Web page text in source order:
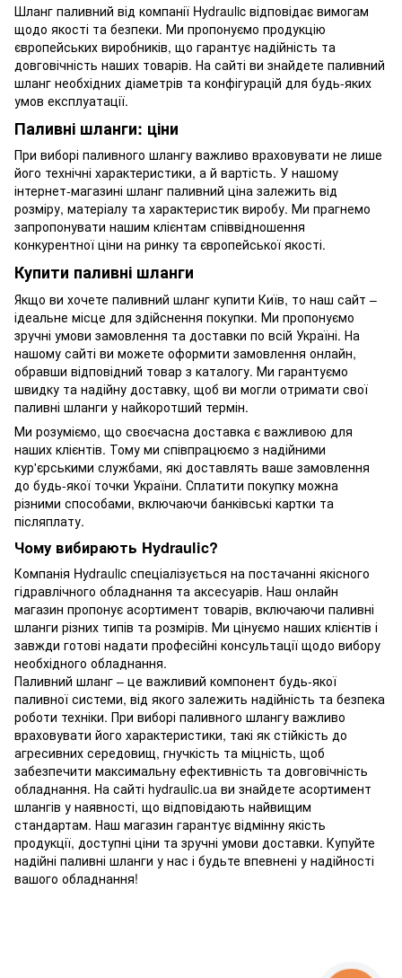
Шланг паливний від компанії Hydraulic відповідає вимогам
щодо якості та безпеки. Ми пропонуємо продукцію
європейських виробників, що гарантує надійність та
довговічність наших товарів. На сайті ви знайдете паливний
шланг необхідних діаметрів та конфігурацій для будь-яких
умов експлуатації.
Паливні шланги: ціни
При виборі паливного шлангу важливо враховувати не лише
його технічні характеристики, а й вартість. У нашому
інтернет-магазині шланг паливний ціна залежить від
розміру, матеріалу та характеристик виробу. Ми прагнемо
запропонувати нашим клієнтам співвідношення
конкурентної ціни на ринку та європейської якості.
Купити паливні шланги
Якщо ви хочете паливний шланг купити Київ, то наш сайт –
ідеальне місце для здійснення покупки. Ми пропонуємо
зручні умови замовлення та доставки по всій Україні. На
нашому сайті ви можете оформити замовлення онлайн,
обравши відповідний товар з каталогу. Ми гарантуємо
швидку та надійну доставку, щоб ви могли отримати свої
паливні шланги у найкоротший термін.
Ми розуміємо, що своєчасна доставка є важливою для
наших клієнтів. Тому ми співпрацюємо з надійними
кур'єрськими службами, які доставлять ваше замовлення
до будь-якої точки України. Сплатити покупку можна
різними способами, включаючи банківські картки та
післяплату.
Чому вибирають Hydraulic?
Компанія Hydraulic спеціалізується на постачанні якісного
гідравлічного обладнання та аксесуарів. Наш онлайн
магазин пропонує асортимент товарів, включаючи паливні
шланги різних типів та розмірів. Ми цінуємо наших клієнтів і
завжди готові надати професійні консультації щодо вибору
необхідного обладнання.
Паливний шланг – це важливий компонент будь-якої
паливної системи, від якого залежить надійність та безпека
роботи техніки. При виборі паливного шлангу важливо
враховувати його характеристики, такі як стійкість до
агресивних середовищ, гнучкість та міцність, щоб
забезпечити максимальну ефективність та довговічність
обладнання. На сайті hydraulic.ua ви знайдете асортимент
шлангів у наявності, що відповідають найвищим
стандартам. Наш магазин гарантує відмінну якість
продукції, доступні ціни та зручні умови доставки. Купуйте
надійні паливні шланги у нас і будьте впевнені у надійності
вашого обладнання!